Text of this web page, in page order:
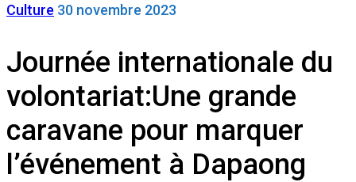
Culture 30 novembre 2023
Journée internationale du
volontariat:Une grande
caravane pour marquer
l’événement à Dapaong